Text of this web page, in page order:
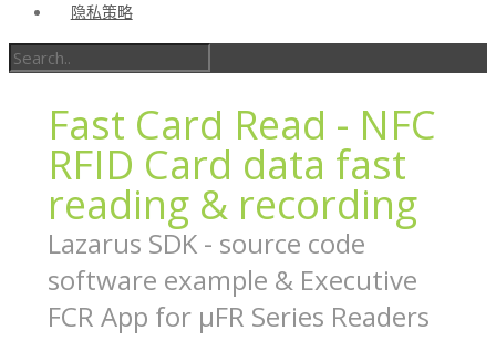
隐私策略
Fast Card Read - NFC
RFID Card data fast
reading & recording
Lazarus SDK - source code
software example & Executive
FCR App for µFR Series Readers